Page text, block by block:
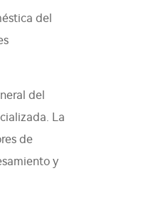
del
del
La
de
y